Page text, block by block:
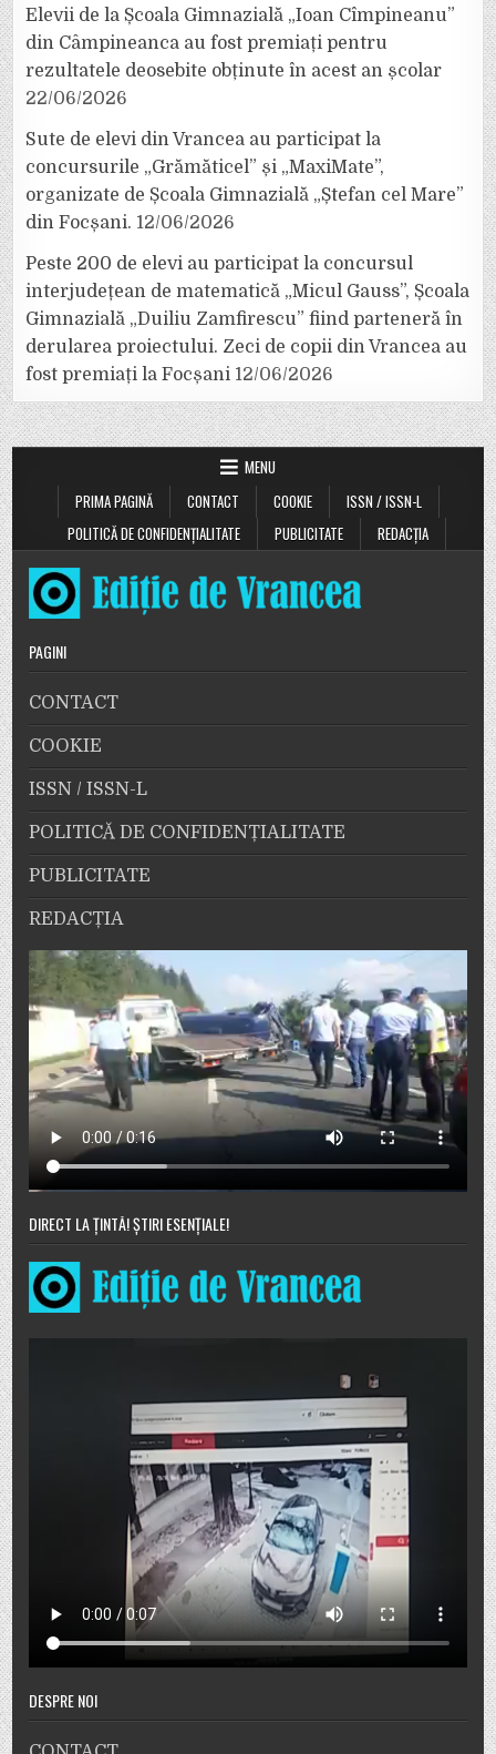
Elevii de la Școala Gimnazială „Ioan Cîmpineanu”
din Câmpineanca au fost premiați pentru
rezultatele deosebite obținute în acest an școlar
22/06/2026
Sute de elevi din Vrancea au participat la
concursurile „Grămăticel” și „MaxiMate”,
organizate de Școala Gimnazială „Ștefan cel Mare”
din Focșani. 12/06/2026
Peste 200 de elevi au participat la concursul
interjudețean de matematică „Micul Gauss”, Școala
Gimnazială „Duiliu Zamfirescu” fiind parteneră în
derularea proiectului. Zeci de copii din Vrancea au
fost premiați la Focșani 12/06/2026
MENU
PRIMA PAGINĂ
CONTACT COOKIE
ISSN / ISSN-L
POLITICĂ DE CONFIDENȚIALITATE
PUBLICITATE REDACȚIA
PAGINI
CONTACT
COOKIE
ISSN / ISSN-L
POLITICĂ DE CONFIDENȚIALITATE
PUBLICITATE
REDACȚIA
DIRECT LA ȚINTĂ! ȘTIRI ESENȚIALE!
DESPRE NOI